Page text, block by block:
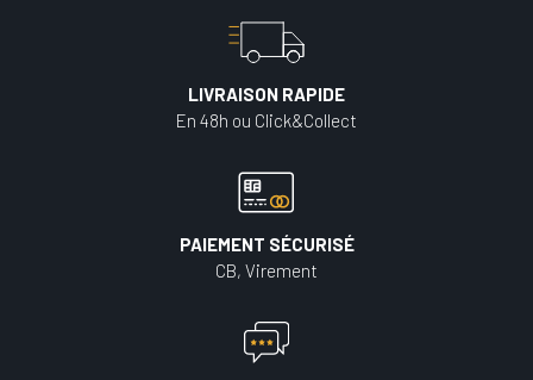
LIVRAISON RAPIDE
En 48h ou Click&Collect
PAIEMENT SÉCURISÉ
CB, Virement